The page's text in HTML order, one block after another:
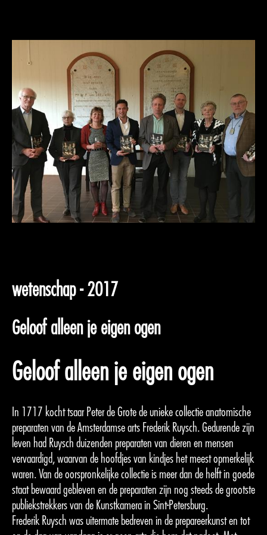
wetenschap - 2017
Geloof alleen je eigen ogen
Geloof alleen je eigen ogen
In 1717 kocht tsaar Peter de Grote de unieke collectie anatomische
preparaten van de Amsterdamse arts Frederik Ruysch. Gedurende zijn
leven had Ruysch duizenden preparaten van dieren en mensen
vervaardigd, waarvan de hoofdjes van kindjes het meest opmerkelijk
waren. Van de oorspronkelijke collectie is meer dan de helft in goede
staat bewaard gebleven en de preparaten zijn nog steeds de grootste
publiekstrekkers van de Kunstkamera in Sint-Petersburg.
Frederik Ruysch was uitermate bedreven in de prepareerkunst en tot